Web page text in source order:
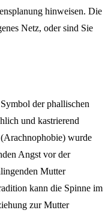
hinweisen. Die
Netz, oder sind Sie
der phallischen
und kastrierend
wurde
Angst vor der
Mutter
kann die Spinne im
zur Mutter